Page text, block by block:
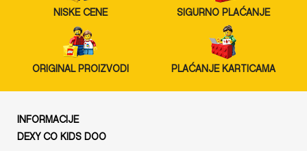
NISKE CENE SIGURNO PLAĆANJE
ORIGINAL PROIZVODI PLAĆANJE KARTICAMA
INFORMACIJE
DEXY CO KIDS DOO